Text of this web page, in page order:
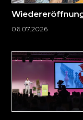
06.07.2026